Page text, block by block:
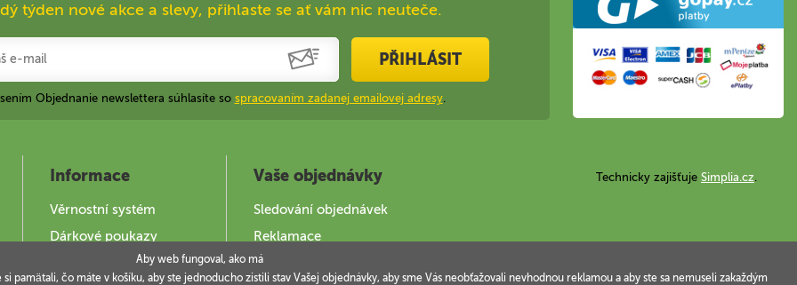
týden nové akce a slevy, přihlaste se ať vám nic neuteče.
PŘIHLÁSIT
Objednanie newslettera súhlasíte so spracovaním zadanej emailovej adresy.
Informace
Věrnostní systém
Dárkové poukazy
Jak použít DOKY
Vaše objednávky
Sledování objednávek
Reklamace
Technicky zajišťuje Simplia.cz.
Aby web fungoval, ako má
pamätali, čo máte v košíku, aby ste jednoducho zistili stav Vašej objednávky, aby sme Vás neobťažovali nevhodnou reklamou a aby ste sa nemuseli zakaždým